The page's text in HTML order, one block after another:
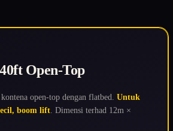
Open-Top
open-top dengan flatbed. Untuk
boom lift. Dimensi terhad 12m ×